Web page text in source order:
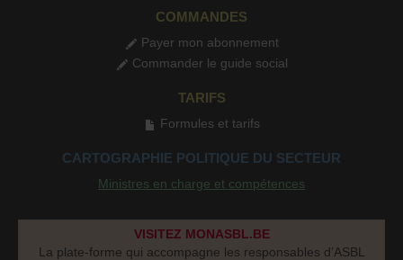
COMMANDES
Payer mon abonnement
Commander le guide social
TARIFS
Formules et tarifs
CARTOGRAPHIE POLITIQUE DU SECTEUR
Ministres en charge et compétences
VISITEZ MONASBL.BE
La plate-forme qui accompagne les responsables d’ASBL